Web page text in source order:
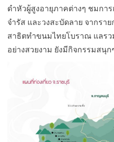
ดำหัวผู้สูงอายุภาคต่างๆ ชมกา
จำรัส และวงสะบัดลาย จากรายก
สาธิตทำขนมไทยโบราณ แลร
อย่างสวยงาม ยังมีกิจกรรมสนุ